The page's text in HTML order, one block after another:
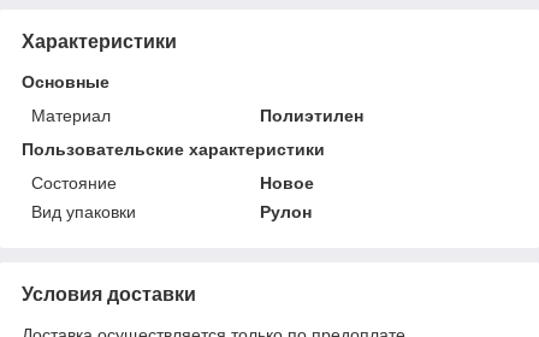
Характеристики
Основные
Материал
Полиэтилен
Пользовательские характеристики
Состояние
Новое
Вид упаковки
Рулон
Условия доставки